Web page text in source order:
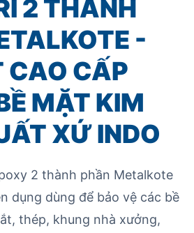
2 THÀNH
-
CAO CẤP
MẶT KIM
XỨ INDO
2 thành phần Metalkote
dụng dùng để bảo vệ các bề
thép, khung nhà xưởng,